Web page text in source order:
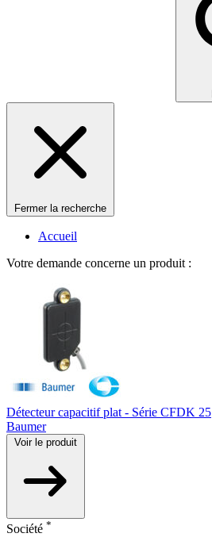
Fermer la recherche
Accueil
Votre demande concerne un produit :
Détecteur capacitif plat - Série CFDK 25
Baumer
Voir le produit
Société *